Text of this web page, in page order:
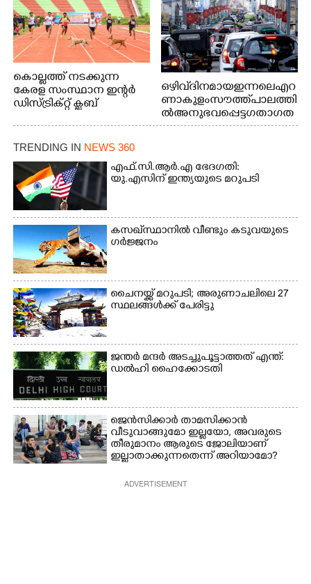
കൊല്ലത്ത് നടക്കുന്ന
കേരള സംസ്ഥാന ഇന്റർ
ഡിസ്ട്രിക്റ്റ് ക്ലബ്
ചാമ്പ്യൻഷിപ്പിൽ അണ്ടർ
20 ആൺകുട്ടികളുടെ 200
മത്സരത്തിനിടെ സിന്തറ്റിക്
ട്രാക്കിന് കുറുകെ ഓടുന്ന
നായകൾ.
ഒഴിവ് ദിനമായ ഇന്നലെ എറ
ണാകുളം സൗത്ത് പാലത്തി
ൽ അനുഭവപ്പെട്ട ഗതാഗത
ക്കുരുക്ക്
TRENDING IN NEWS 360
എഫ്.സി.ആർ.എ ഭേദഗതി:
യു.എസിന് ഇന്ത്യയുടെ മറുപടി
കസഖ്‌സ്ഥാനിൽ വീണ്ടും കടുവയുടെ
ഗർജ്ജനം
ചൈനയ്ക്ക് മറുപടി; അരുണാചലിലെ 27
സ്ഥലങ്ങൾക്ക് പേരിട്ടു
ജന്ത‌‌ർ മന്ദർ അടച്ചുപൂട്ടാത്തത് എന്ത്:
ഡൽഹി ഹൈക്കോടതി
ജെൻസിക്കാർ താമസിക്കാൻ
വീടുവാങ്ങുമോ ഇല്ലയോ, അവരുടെ
തീരുമാനം ആരുടെ ജോലിയാണ്
ഇല്ലാതാക്കുന്നതെന്ന് അറിയാമോ?
ADVERTISEMENT